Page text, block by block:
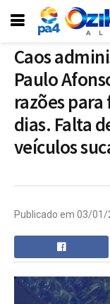
Caos
Paulo
razões
dias. Falta
veículos
Publicado em 03/01/